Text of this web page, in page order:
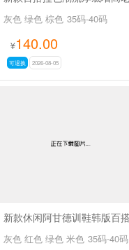
灰色 绿色 棕色 35码-40码
¥140.00
可退换 2026-08-05
灰色 红色 绿色 米色 35码-40码